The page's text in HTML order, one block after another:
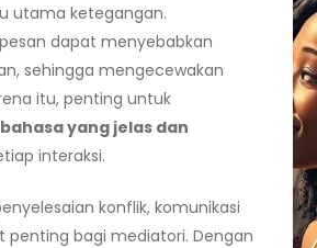
utama ketegangan.
dapat menyebabkan
sehingga mengecewakan
itu, penting untuk
bahasa yang jelas dan
interaksi.
konflik, komunikasi
penting bagi mediatori. Dengan